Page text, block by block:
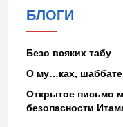
БЛОГИ
Безо всяких табу
О му…ках,
Открытое письмо
безопасности